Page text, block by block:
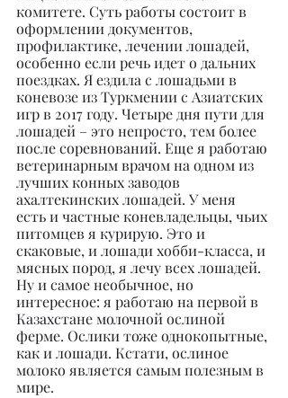
комитете. Суть работы состоит в
оформлении документов,
профилактике, лечении лошадей,
особенно если речь идет о дальних
поездках. Я ездила с лошадьми в
коневозе из Туркмении с Азиатских
игр в 2017 году. Четыре дня пути для
лошадей – это непросто, тем более
после соревнований. Еще я работаю
ветеринарным врачом на одном из
лучших конных заводов
ахалтекинских лошадей. У меня
есть и частные коневладельцы, чьих
питомцев я курирую. Это и
скаковые, и лошади хобби-класса, и
мясных пород, я лечу всех лошадей.
Ну и самое необычное, но
интересное: я работаю на первой в
Казахстане молочной ослиной
ферме. Ослики тоже однокопытные,
как и лошади. Кстати, ослиное
молоко является самым полезным в
мире.